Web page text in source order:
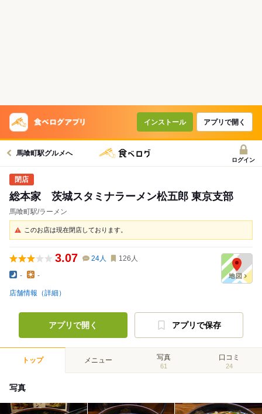
インストール アプリで開く
馬喰町駅グルメへ
ログイン
総本家 茨城スタミナラーメン松五郎 東京支部
馬喰町駅/ラーメン
このお店は現在閉店しております。
3.07 24人 126 人
- -
店舗情報（詳細）
アプリで開く アプリで保存
トップ メニュー 写真
61
口コミ
24
写真